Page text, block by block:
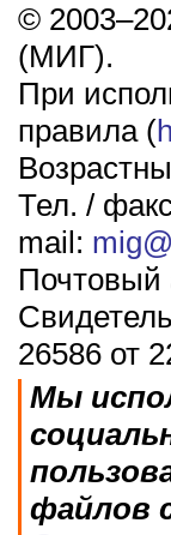
©
(МИГ).
При
правила (
Тел. /
mail:
Почтовый
26586 от
Мы
файлов